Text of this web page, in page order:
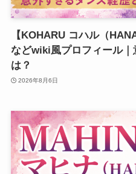
【KOHARU コハル（
などwiki風プロフィール｜
は？
2026年8月6日